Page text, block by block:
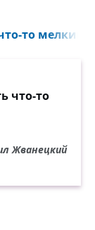
то
что-то
Жванецкий